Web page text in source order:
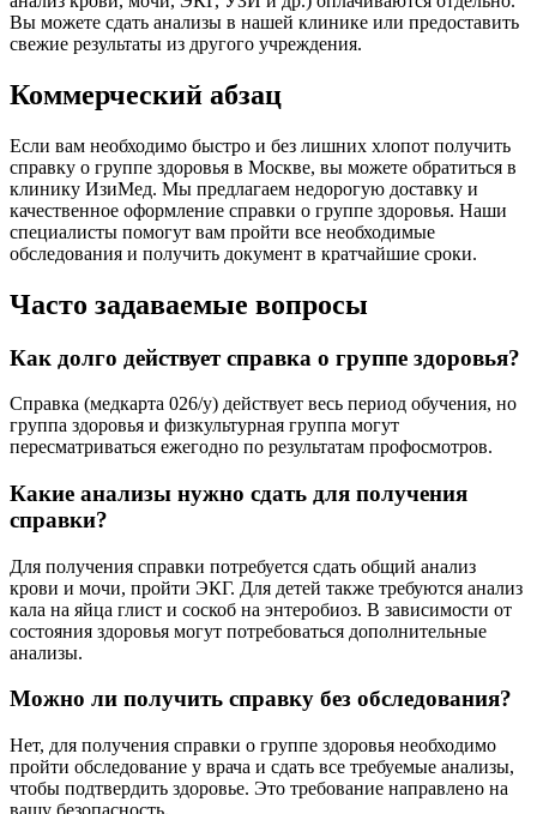
Вы можете сдать анализы в нашей клинике или предоставить
свежие результаты из другого учреждения.
Коммерческий абзац
Если вам необходимо быстро и без лишних хлопот получить
справку о группе здоровья в Москве, вы можете обратиться в
клинику ИзиМед. Мы предлагаем недорогую доставку и
качественное оформление справки о группе здоровья. Наши
специалисты помогут вам пройти все необходимые
обследования и получить документ в кратчайшие сроки.
Часто задаваемые вопросы
Как долго действует справка о группе здоровья?
Справка (медкарта 026/у) действует весь период обучения, но
группа здоровья и физкультурная группа могут
пересматриваться ежегодно по результатам профосмотров.
Какие анализы нужно сдать для получения
справки?
Для получения справки потребуется сдать общий анализ
крови и мочи, пройти ЭКГ. Для детей также требуются анализ
кала на яйца глист и соскоб на энтеробиоз. В зависимости от
состояния здоровья могут потребоваться дополнительные
анализы.
Можно ли получить справку без обследования?
Нет, для получения справки о группе здоровья необходимо
пройти обследование у врача и сдать все требуемые анализы,
чтобы подтвердить здоровье. Это требование направлено на